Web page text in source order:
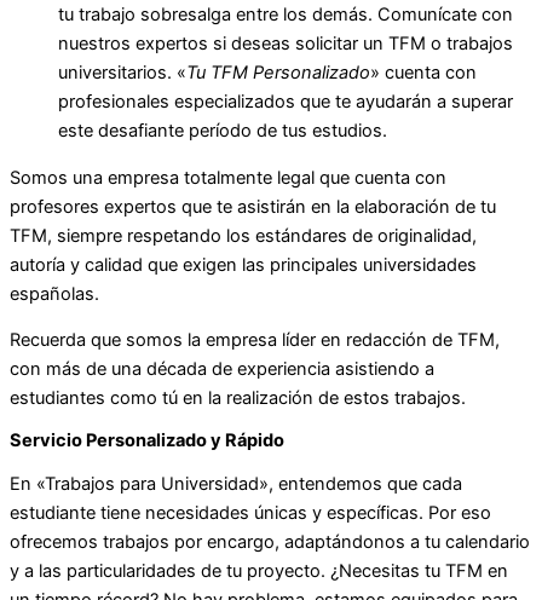
tu trabajo sobresalga entre los demás. Comunícate con
nuestros expertos si deseas solicitar un TFM o trabajos
universitarios. «Tu TFM Personalizado» cuenta con
profesionales especializados que te ayudarán a superar
este desafiante período de tus estudios.
Somos una empresa totalmente legal que cuenta con
profesores expertos que te asistirán en la elaboración de tu
TFM, siempre respetando los estándares de originalidad,
autoría y calidad que exigen las principales universidades
españolas.
Recuerda que somos la empresa líder en redacción de TFM,
con más de una década de experiencia asistiendo a
estudiantes como tú en la realización de estos trabajos.
Servicio Personalizado y Rápido
En «Trabajos para Universidad», entendemos que cada
estudiante tiene necesidades únicas y específicas. Por eso
ofrecemos trabajos por encargo, adaptándonos a tu calendario
y a las particularidades de tu proyecto. ¿Necesitas tu TFM en